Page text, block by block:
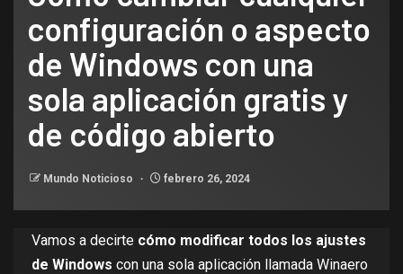
configuración o aspecto
de Windows con una
sola aplicación gratis y
de código abierto
Mundo Noticioso febrero 26, 2024
Vamos a decirte cómo modificar todos los ajustes
de Windows con una sola aplicación llamada Winaero